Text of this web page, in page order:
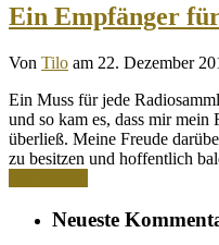
Ein Empfänger
Von Tilo am 22. Dezember
Ein Muss für jede
und so kam es, dass mir
überließ. Meine Freude
zu besitzen und hoffentlich
Neueste